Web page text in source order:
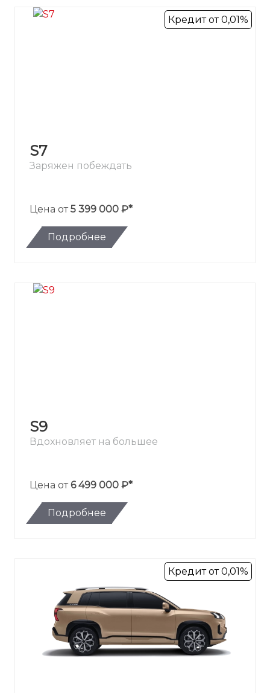
Кредит от 0,01%
S7
Заряжен побеждать
Цена от5 399 000 ₽*
Подробнее
S9
Вдохновляет на большее
Цена от6 499 000 ₽*
Подробнее
Кредит от 0,01%